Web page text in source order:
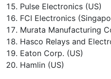
Pulse Electronics (US)
FCI Electronics
Murata Manufacturing
Hasco Relays and
Eaton Corp. (US)
Hamlin (US)